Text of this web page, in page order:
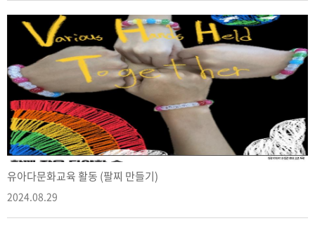
유아다문화교육 활동 (팔찌 만들기)
2024.08.29